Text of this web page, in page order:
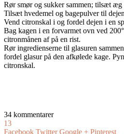
Rør smør og sukker sammen; tilsæt æg
Tilsæt hvedemel og bagepulver til
Vend citronskal i og fordel dejen i en
Bag kagen i en forvarmet ovn ved
citronmånen af på en rist.
Rør ingredienserne til glasuren
fordel glasur på den afkølede kage.
citronskal.
34 kommentarer
13
Facebook Twitter Google + Pinterest